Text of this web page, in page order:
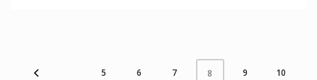
5 6 7 8 9 10